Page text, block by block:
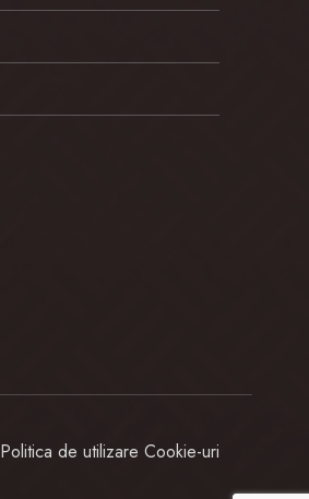
Politica de utilizare Cookie-uri